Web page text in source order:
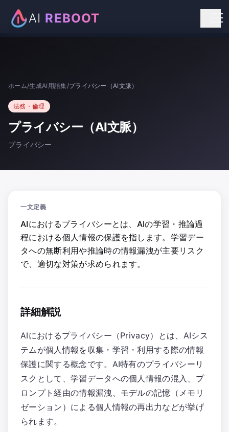
AI REBOOT
お知らせ
お問い合わせ
ホーム/生成AI用語集/プライバシー（AI文脈）
法務・倫理
プライバシー（AI文脈）
プライバシー
一文定義
AIにおけるプライバシーとは、AIの学習・推論過
程における個人情報の保護を指します。学習デー
タへの無断利用や推論時の情報漏洩が主要リスク
で、適切な対策が求められます。
詳細解説
AIにおけるプライバシー（Privacy）とは、AIシス
テムが個人情報を収集・学習・利用する際の情報
保護に関する概念です。AI特有のプライバシーリ
スクとして、学習データへの個人情報の混入、プ
ロンプト経由の情報漏洩、モデルの記憶（メモリ
ゼーション）による個人情報の再出力などが挙げ
られます。